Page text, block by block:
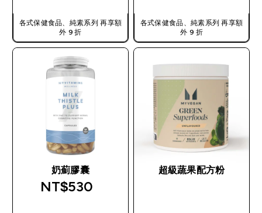
各式保健食品、純素系列 再享額
外 9 折
各式保健食品、純素系列 再享額
外 9 折
奶薊膠囊
NT$530‎
超級蔬果配方粉